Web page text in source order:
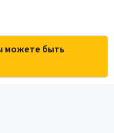
можете быть